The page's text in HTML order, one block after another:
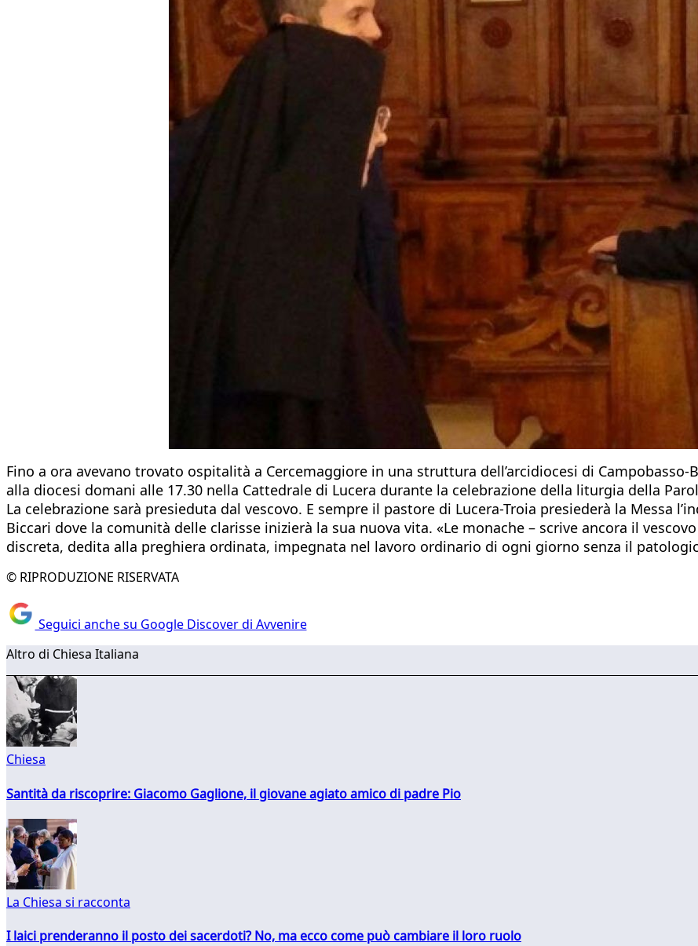
Fino a ora avevano trovato ospitalità a Cercemaggiore in una struttura dell’arcidiocesi di
alla diocesi domani alle 17.30 nella Cattedrale di Lucera durante la celebrazione della liturgia della
La celebrazione sarà presieduta dal vescovo. E sempre il pastore di Lucera-Troia presiederà la Messa
Biccari dove la comunità delle clarisse inizierà la sua nuova vita. «Le monache – scrive ancora il
discreta, dedita alla preghiera ordinata, impegnata nel lavoro ordinario di ogni giorno senza il
© RIPRODUZIONE RISERVATA
Seguici anche su Google Discover di Avvenire
Altro di Chiesa Italiana
Chiesa
Santità da riscoprire: Giacomo Gaglione, il giovane agiato amico di padre Pio
La Chiesa si racconta
I laici prenderanno il posto dei sacerdoti? No, ma ecco come può cambiare il loro ruolo